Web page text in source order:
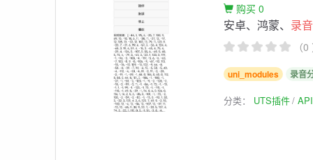
购买 0
安卓、鸿蒙、 录音
（
uni_modules 录音
分类： UTS插件